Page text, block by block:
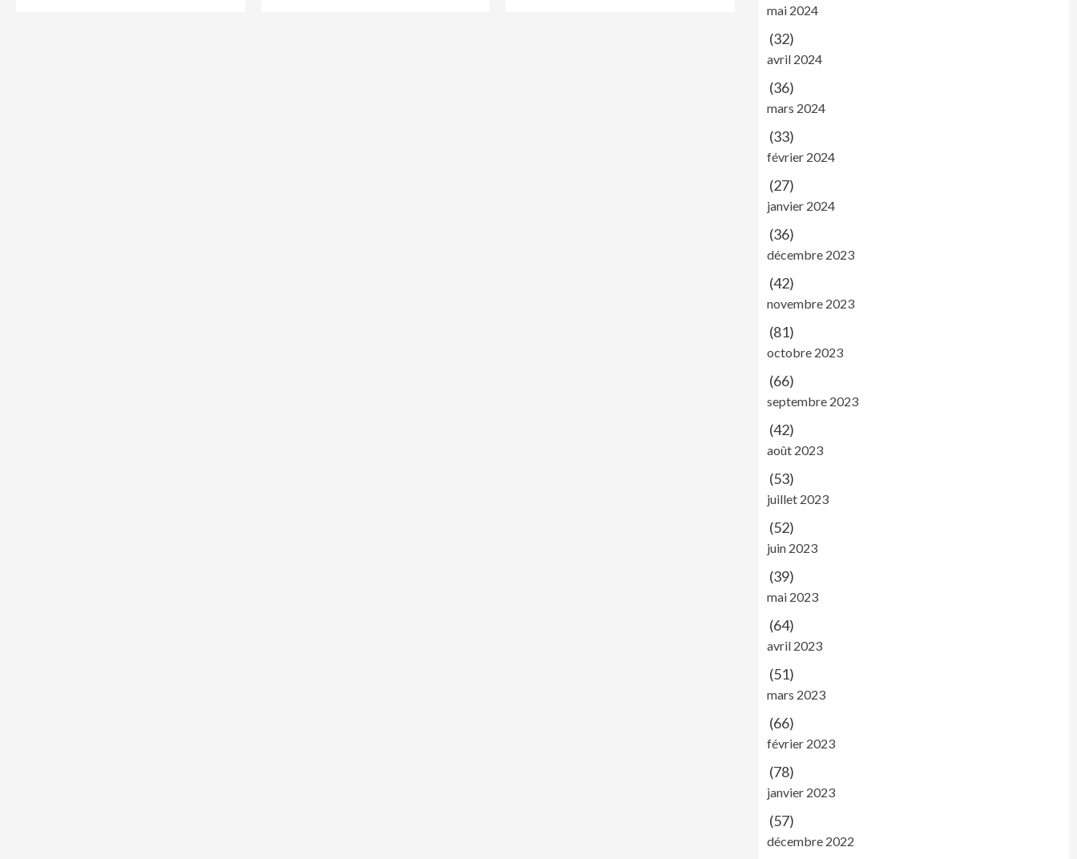
mai 2024
(32)
avril 2024
(36)
mars 2024
(33)
février 2024
(27)
janvier 2024
(36)
décembre 2023
(42)
novembre 2023
(81)
octobre 2023
(66)
septembre 2023
(42)
août 2023
(53)
juillet 2023
(52)
juin 2023
(39)
mai 2023
(64)
avril 2023
(51)
mars 2023
(66)
février 2023
(78)
janvier 2023
(57)
décembre 2022